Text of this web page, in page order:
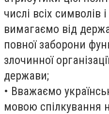
числі всіх символів
вимагаємо від
повної заборони
злочинної
держави;
• Вважаємо
мовою спілкування